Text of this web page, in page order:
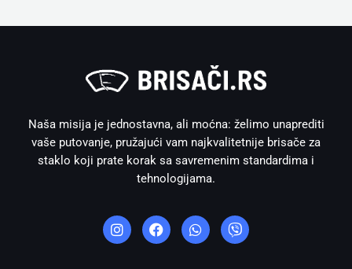
Naša misija je jednostavna, ali moćna: želimo unaprediti
vaše putovanje, pružajući vam najkvalitetnije brisače za
staklo koji prate korak sa savremenim standardima i
tehnologijama.
n
s
t
a
c
e
h
a
t
i
b
e